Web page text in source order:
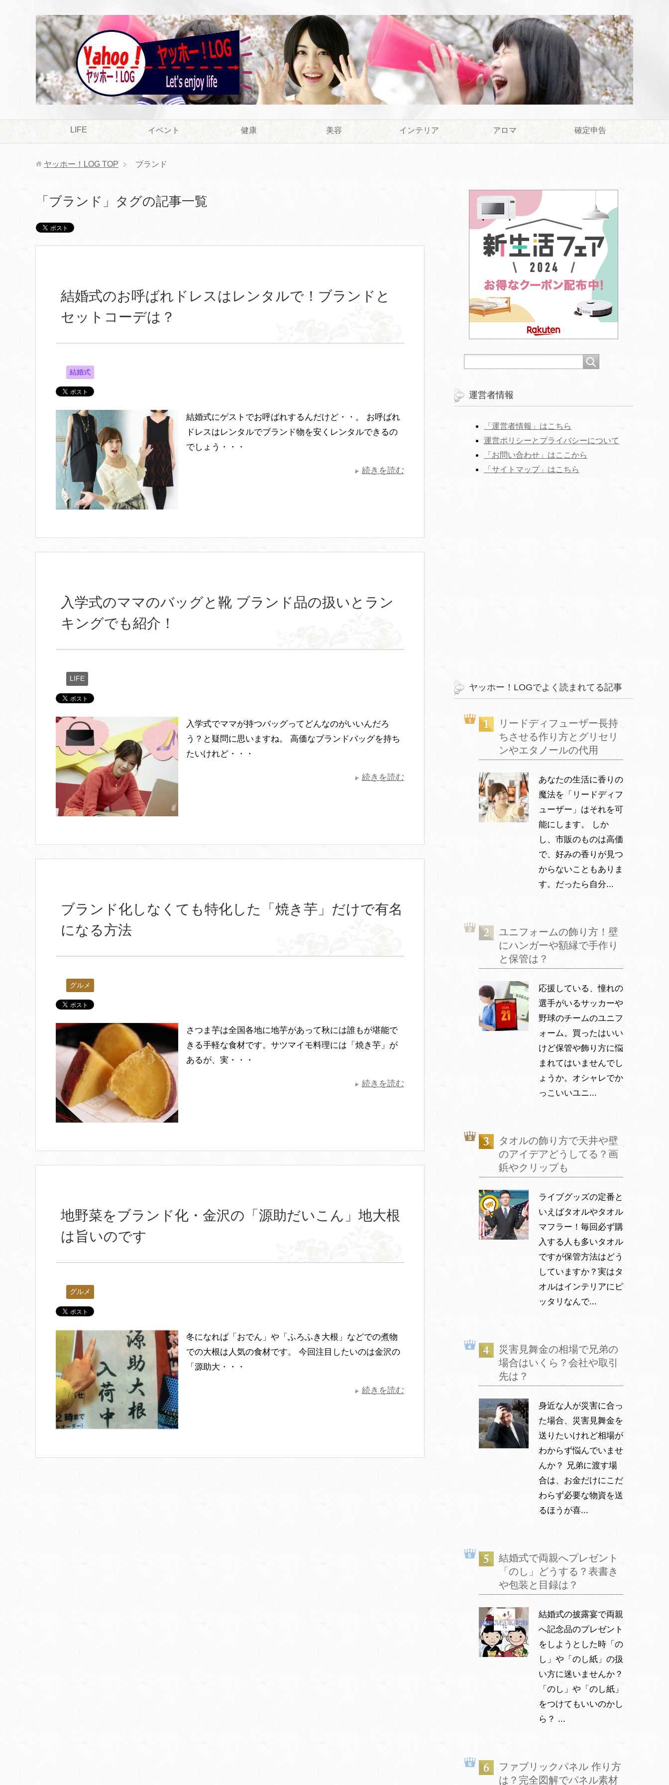
LIFE イベント 健康 美容 インテリア アロマ 確定申告
ヤッホー！LOG TOP ブランド
「ブランド」タグの記事一覧
結婚式のお呼ばれドレスはレンタルで！ブランドと
セットコーデは？
結婚式
結婚式にゲストでお呼ばれするんだけど・・。 お呼ばれ
ドレスはレンタルでブランド物を安くレンタルできるの
でしょう・・・
続きを読む
入学式のママのバッグと靴 ブランド品の扱いとラン
キングでも紹介！
LIFE
入学式でママが持つバッグってどんなのがいいんだろ
う？と疑問に思いますね。 高価なブランドバッグを持ち
たいけれど・・・
続きを読む
ブランド化しなくても特化した「焼き芋」だけで有名
になる方法
グルメ
さつま芋は全国各地に地芋があって秋には誰もが堪能で
きる手軽な食材です。サツマイモ料理には「焼き芋」が
あるが、実・・・
続きを読む
地野菜をブランド化・金沢の「源助だいこん」地大根
は旨いのです
グルメ
冬になれば「おでん」や「ふろふき大根」などでの煮物
での大根は人気の食材です。 今回注目したいのは金沢の
「源助大・・・
続きを読む
運営者情報
「運営者情報」はこちら
運営ポリシーとプライバシーについて
「お問い合わせ」はここから
‎「サイトマップ」はこちら
ヤッホー！LOGでよく読まれてる記事
リードディフューザー長持
ちさせる作り方とグリセリ
ンやエタノールの代用
あなたの生活に香りの
魔法を「リードディフ
ューザー」はそれを可
能にします。 しか
し、市販のものは高価
で、好みの香りが見つ
からないこともありま
す。だったら自分...
ユニフォームの飾り方！壁
にハンガーや額縁で手作り
と保管は？
応援している、憧れの
選手がいるサッカーや
野球のチームのユニフ
ォーム。買ったはいい
けど保管や飾り方に悩
まれてはいませんでし
ょうか。オシャレでか
っこいいユニ...
タオルの飾り方で天井や壁
のアイデアどうしてる？画
鋲やクリップも
ライブグッズの定番と
いえばタオルやタオル
マフラー！毎回必ず購
入する人も多いタオル
ですが保管方法はどう
していますか？実はタ
オルはインテリアにピ
ッタリなんで...
災害見舞金の相場で兄弟の
場合はいくら？会社や取引
先は？
身近な人が災害に合っ
た場合、災害見舞金を
送りたいけれど相場が
わからず悩んでいませ
んか？ 兄弟に渡す場
合は、お金だけにこだ
わらず必要な物資を送
るほうが喜...
結婚式で両親へプレゼント
「のし」どうする？表書き
や包装と目録は？
結婚式の披露宴で両親
へ記念品のプレゼント
をしようとした時「の
し」や「のし紙」の扱
い方に迷いませんか？
「のし」や「のし紙」
をつけてもいいのかし
ら？ ...
ファブリックパネル 作り方
は？完全図解でパネル素材